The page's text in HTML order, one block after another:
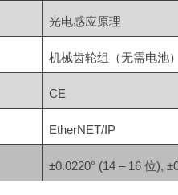
光电感应原理
机械齿轮组（无需电池）
CE
EtherNET/IP
±0.0220° (14 – 16 位),